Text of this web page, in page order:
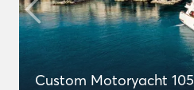
Custom Motoryacht 105